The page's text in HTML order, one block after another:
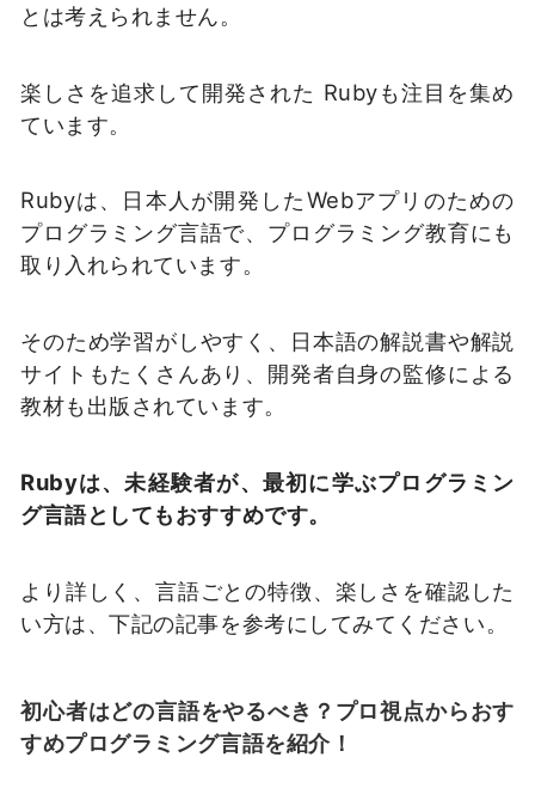
とは考えられません。
楽しさを追求して開発された Rubyも注目を集め
ています。
Rubyは、日本人が開発したWebアプリのための
プログラミング言語で、プログラミング教育にも
取り入れられています。
そのため学習がしやすく、日本語の解説書や解説
サイトもたくさんあり、開発者自身の監修による
教材も出版されています。
Rubyは、未経験者が、最初に学ぶプログラミン
グ言語としてもおすすめです。
より詳しく、言語ごとの特徴、楽しさを確認した
い方は、下記の記事を参考にしてみてください。
初心者はどの言語をやるべき？プロ視点からおす
すめプログラミング言語を紹介！